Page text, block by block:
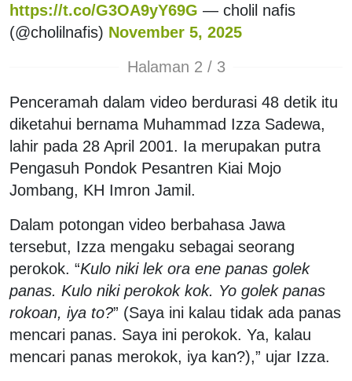
https://t.co/G3OA9yY69G — cholil nafis
(@cholilnafis) November 5, 2025
Halaman 2 / 3
Penceramah dalam video berdurasi 48 detik itu
diketahui bernama Muhammad Izza Sadewa,
lahir pada 28 April 2001. Ia merupakan putra
Pengasuh Pondok Pesantren Kiai Mojo
Jombang, KH Imron Jamil.
Dalam potongan video berbahasa Jawa
tersebut, Izza mengaku sebagai seorang
perokok. “Kulo niki lek ora ene panas golek
panas. Kulo niki perokok kok. Yo golek panas
rokoan, iya to?” (Saya ini kalau tidak ada panas
mencari panas. Saya ini perokok. Ya, kalau
mencari panas merokok, iya kan?),” ujar Izza.